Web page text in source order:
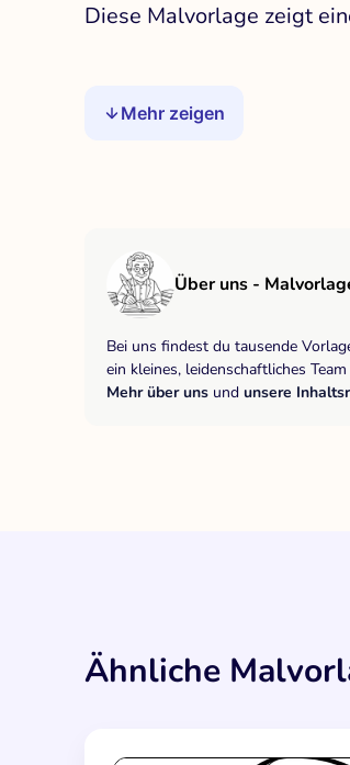
Diese Malvorlage zeigt
Mehr zeigen
Über uns -
Bei uns findest du tausende
ein kleines, leidenschaftliches
Mehr über uns und unsere
Ähnliche